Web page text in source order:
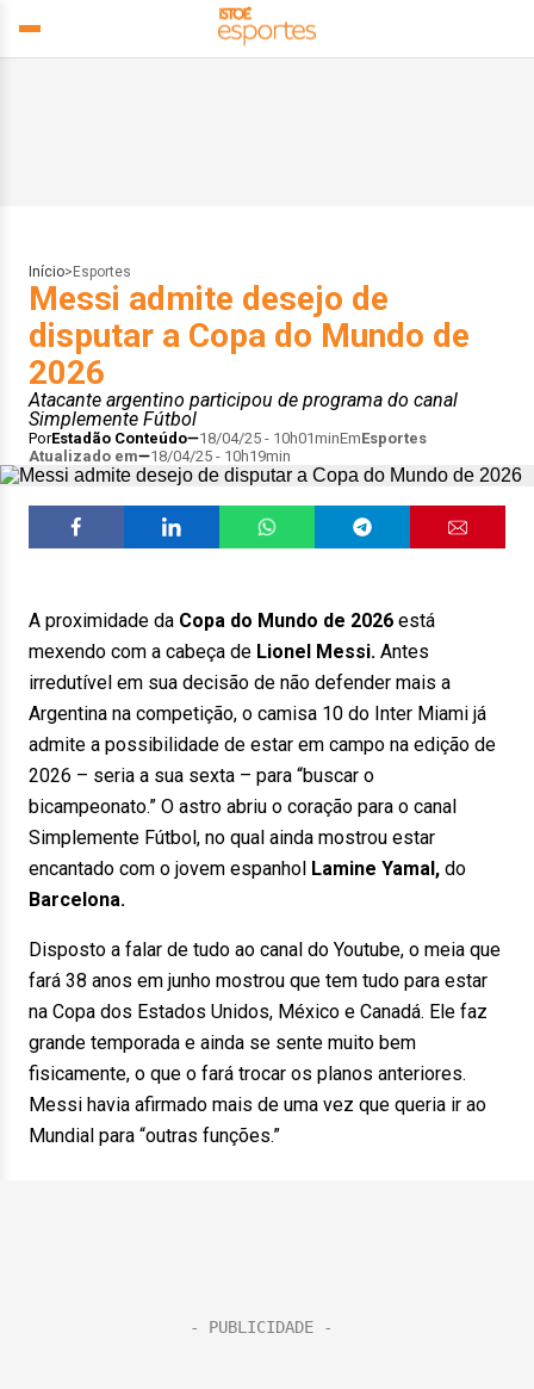
Início> Esportes
Messi admite desejo de
disputar a Copa do Mundo de
2026
Atacante argentino participou de programa do canal
Simplemente Fútbol
PorEstadão Conteúdo 18/04/25 - 10h01minEmEsportes
Atualizado em
18/04/25 - 10h19min
A proximidade da Copa do Mundo de 2026 está
mexendo com a cabeça de Lionel Messi. Antes
irredutível em sua decisão de não defender mais a
Argentina na competição, o camisa 10 do Inter Miami já
admite a possibilidade de estar em campo na edição de
2026 – seria a sua sexta – para “buscar o
bicampeonato.” O astro abriu o coração para o canal
Simplemente Fútbol, no qual ainda mostrou estar
encantado com o jovem espanhol Lamine Yamal, do
Barcelona.
Disposto a falar de tudo ao canal do Youtube, o meia que
fará 38 anos em junho mostrou que tem tudo para estar
na Copa dos Estados Unidos, México e Canadá. Ele faz
grande temporada e ainda se sente muito bem
fisicamente, o que o fará trocar os planos anteriores.
Messi havia afirmado mais de uma vez que queria ir ao
Mundial para “outras funções.”